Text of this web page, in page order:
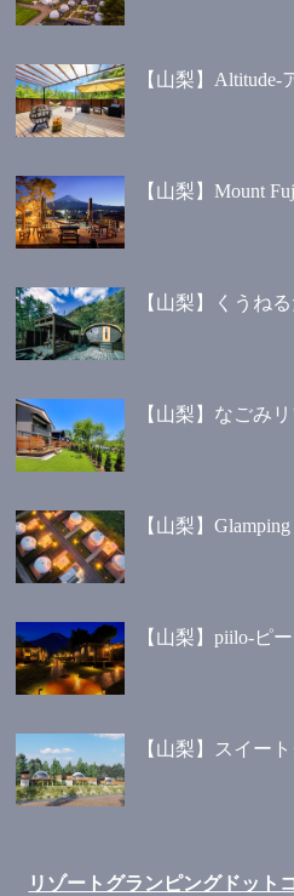
【山梨】
【山梨】Mount
【山梨】くうね
【山梨】なごみ
【山梨】
【山梨】piilo-ピ
【山梨】スイー
リゾートグランピングドット